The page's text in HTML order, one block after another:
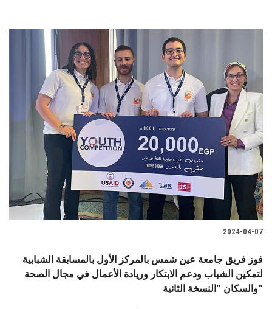
2024-04-07
فوز فريق جامعة عين شمس بالمركز الأول بالمسابقة الشبابية
لتمكين الشباب ودعم الابتكار وريادة الأعمال في مجال الصحة
والسكان "النسخة الثانية"